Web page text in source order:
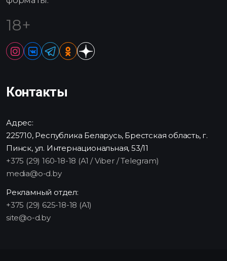
18+
Контакты
Адрес:
225710, Республика Беларусь, Брестская область, г.
Пинск, ул. Интернациональная, 53/11
+375 (29) 160-18-18 (A1 / Viber / Telegram)
media@o-d.by
Рекламный отдел:
+375 (29) 625-18-18 (A1)
site@o-d.by